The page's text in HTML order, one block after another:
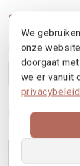
School in
Gebruikte
MR 50
Vind een
We
onze
doorgaat
we er vanuit
privacybeleid